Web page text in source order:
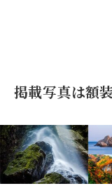
掲載写真は額